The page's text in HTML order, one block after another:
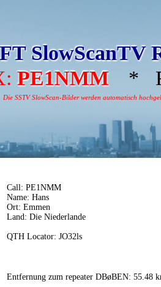
SlowScanTV
PE1NMM *
Die SSTV SlowScan-Bilder werden automatisch
Call: PE1NMM
Name: Hans
Ort: Emmen
Land: Die Niederlande
QTH Locator: JO32ls
Entfernung zum repeater DBøBEN: 55.48